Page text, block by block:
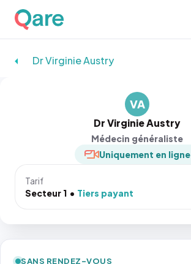
Dr Virginie Austry
VA
Dr Virginie Austry
Médecin généraliste
Uniquement en ligne
Tarif
Secteur 1
Tiers payant
SANS RENDEZ-VOUS